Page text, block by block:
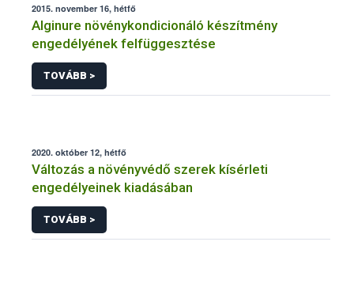
2015. november 16, hétfő
Alginure növénykondicionáló készítmény
engedélyének felfüggesztése
TOVÁBB >
2020. október 12, hétfő
Változás a növényvédő szerek kísérleti
engedélyeinek kiadásában
TOVÁBB >